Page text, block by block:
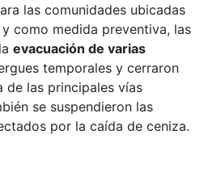
las comunidades ubicadas
como medida preventiva, las
evacuación de varias
temporales y cerraron
de las principales vías
se suspendieron las
por la caída de ceniza.